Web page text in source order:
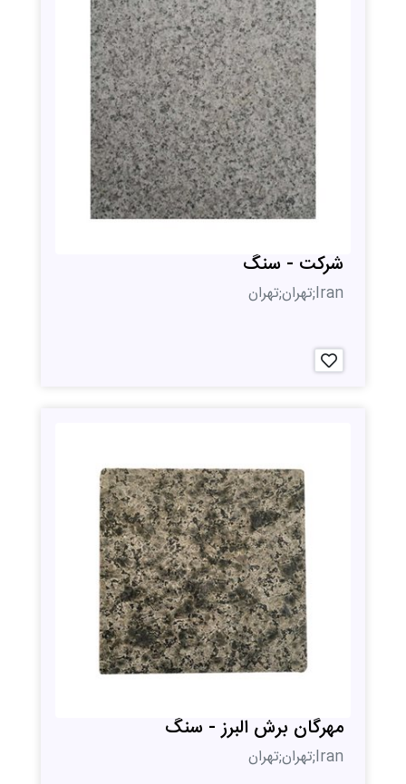
شرکت - سنگ
Iran;تهران;تهران
مهرگان برش البرز - سنگ
Iran;تهران;تهران